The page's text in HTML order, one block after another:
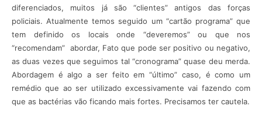
diferenciados, muitos já são “clientes” antigos das forças
policiais. Atualmente temos seguido um “cartão programa” que
tem definido os locais onde “deveremos” ou que nos
“recomendam” abordar, Fato que pode ser positivo ou negativo,
as duas vezes que seguimos tal “cronograma” quase deu merda.
Abordagem é algo a ser feito em “último” caso, é como um
remédio que ao ser utilizado excessivamente vai fazendo com
que as bactérias vão ficando mais fortes. Precisamos ter cautela.